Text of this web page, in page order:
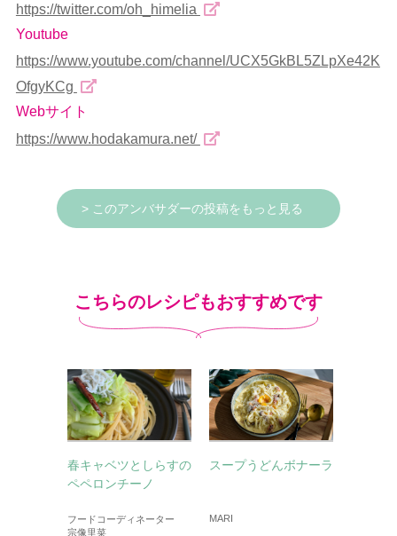
https://twitter.com/oh_himelia
Youtube
https://www.youtube.com/channel/UCX5GkBL5ZLpXe42K
OfgyKCg
Webサイト
https://www.hodakamura.net/
> このアンバサダーの投稿をもっと見る
こちらのレシピもおすすめです
春キャベツとしらすの
ペペロンチーノ
フードコーディネーター
宗像里菜
スープうどんボナーラ
MARI